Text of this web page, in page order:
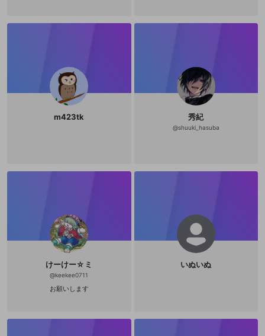
m423tk 秀紀
@shuuki_hasuba
けーけー☆ミ
@keekee0711
お願いします
いぬいぬ